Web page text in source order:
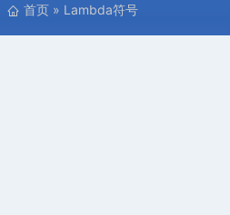
首页 » Lambda符号